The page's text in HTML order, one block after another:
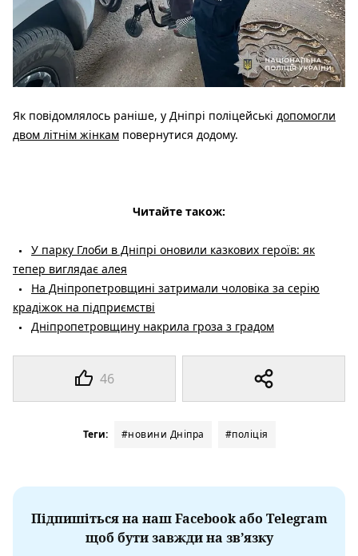
46
Як повідомлялось раніше, у Дніпрі поліцейські допомогли
двом літнім жінкам повернутися додому.
Читайте також:
У парку Глоби в Дніпрі оновили казкових героїв: як
тепер виглядає алея
На Дніпропетровщині затримали чоловіка за серію
крадіжок на підприємстві
Дніпропетровщину накрила гроза з градом
Теги: #новини Дніпра #поліція
Підпишіться на наш Facebook або Telegram
щоб бути завжди на зв’язку